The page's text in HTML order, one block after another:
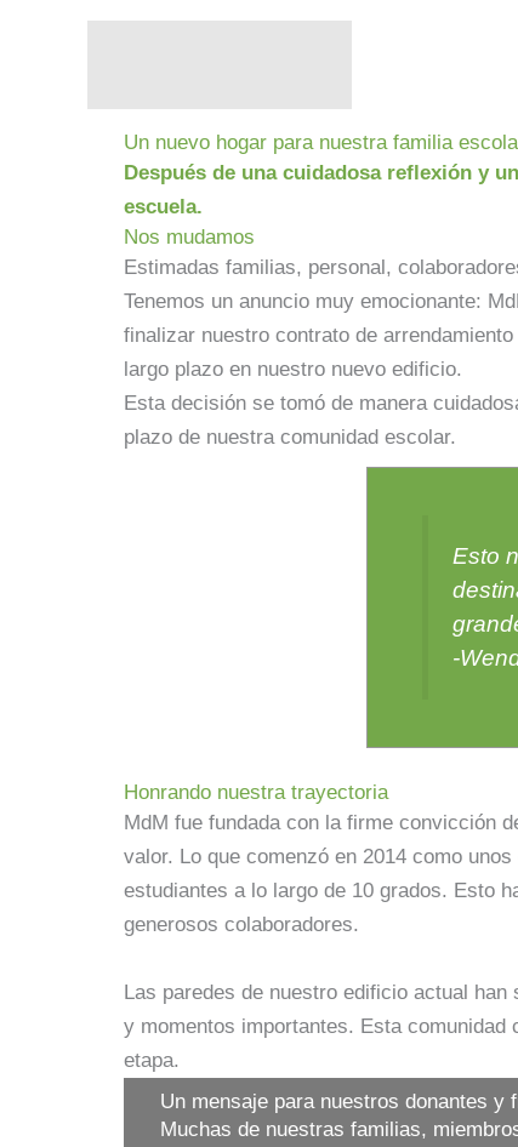
Un nuevo hogar para nuestra familia
Después de una cuidadosa reflexión y
escuela.
Nos mudamos
Estimadas familias, personal,
Tenemos un anuncio muy emocionante:
finalizar nuestro contrato de
largo plazo en nuestro nuevo edificio.
Esta decisión se tomó de manera
plazo de nuestra comunidad escolar.
Esto
-
Honrando nuestra trayectoria
MdM fue fundada con la firme convicción
valor. Lo que comenzó en 2014 como
estudiantes a lo largo de 10 grados. Esto
generosos colaboradores.
Las paredes de nuestro edificio actual
y momentos importantes. Esta
etapa.
Un mensaje para nuestros donantes y
Muchas de nuestras familias,